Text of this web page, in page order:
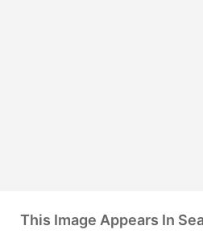
This Image Appears In